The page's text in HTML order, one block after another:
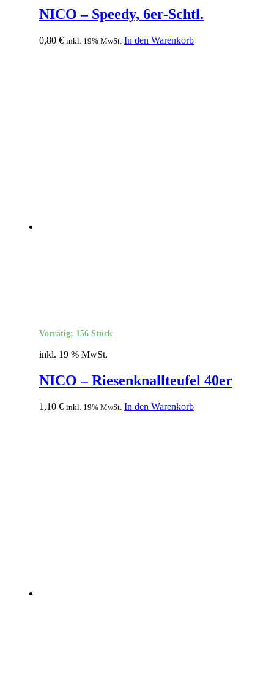
NICO – Speedy, 6er-Schtl.
0,80 € inkl. 19% MwSt. In den Warenkorb
Vorrätig: 156 Stück
inkl. 19 % MwSt.
NICO – Riesenknallteufel 40er
1,10 € inkl. 19% MwSt. In den Warenkorb